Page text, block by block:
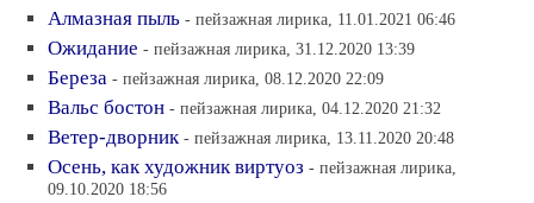
Алмазная пыль - пейзажная лирика, 11.01.2021 06:46
Ожидание - пейзажная лирика, 31.12.2020 13:39
Береза - пейзажная лирика, 08.12.2020 22:09
Вальс бостон - пейзажная лирика, 04.12.2020 21:32
Ветер-дворник - пейзажная лирика, 13.11.2020 20:48
Осень, как художник виртуоз - пейзажная лирика,
09.10.2020 18:56